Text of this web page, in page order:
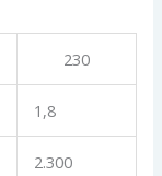
230
1,8
2.300